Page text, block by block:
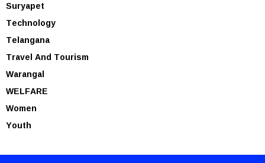
Suryapet
Technology
Telangana
Travel And Tourism
Warangal
WELFARE
Women
Youth